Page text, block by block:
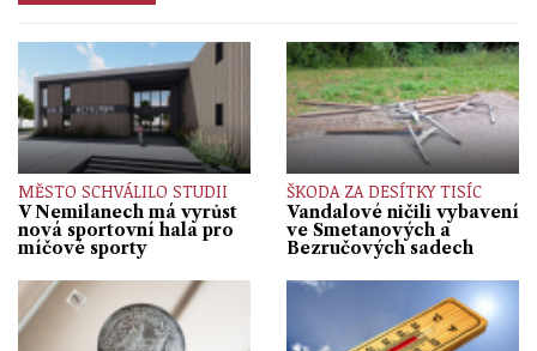
MĚSTO SCHVÁLILO STUDII
V Nemilanech má vyrůst
nová sportovní hala pro
míčové sporty
ŠKODA ZA DESÍTKY TISÍC
Vandalové ničili vybavení
ve Smetanových a
Bezručových sadech